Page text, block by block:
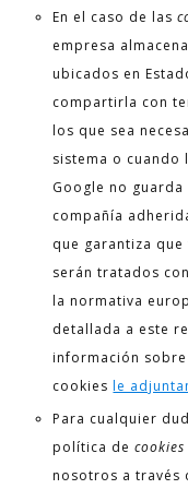
En el caso de las
empresa
ubicados en
compartirla con
los que sea
sistema o cuando
Google no guarda
compañía
que garantiza
serán tratados
la normativa
detallada a este
información
cookiesle
Para cualquier
política decookies
nosotros a través